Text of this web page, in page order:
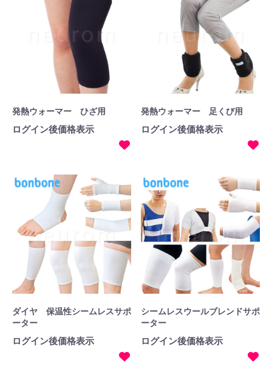
発熱ウォーマー ひざ用
ログイン後価格表示
発熱ウォーマー 足くび用
ログイン後価格表示
ダイヤ 保温性シームレスサポ
ーター
ログイン後価格表示
シームレスウールブレンドサポ
ーター
ログイン後価格表示